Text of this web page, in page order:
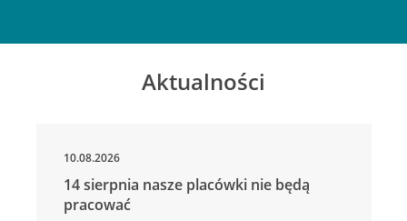
Aktualności
10.08.2026
14 sierpnia nasze placówki nie będą
pracować